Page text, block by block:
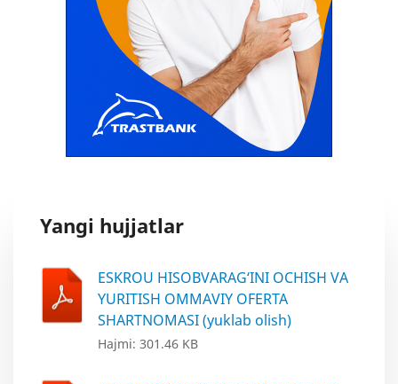
Yangi hujjatlar
ESKROU HISOBVARAG‘INI OCHISH VA
YURITISH OMMAVIY OFERTA
SHARTNOMASI (yuklab olish)
Hajmi: 301.46 KB